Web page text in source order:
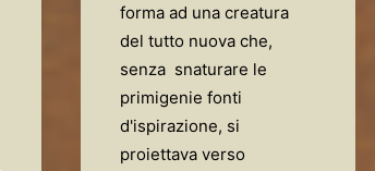
forma ad una creatura
del tutto nuova che,
senza snaturare le
primigenie fonti
d'ispirazione, si
proiettava verso